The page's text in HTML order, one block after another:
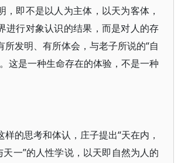
，即不是以人为主体，以天为客体，
进行对象认识的结果，而是对人的存
所发明、有所体会，与老子所说的“自
这是一种生命存在的体验，不是一种
样的思考和体认，庄子提出“天在内，
天一”的人性学说，以天即自然为人的